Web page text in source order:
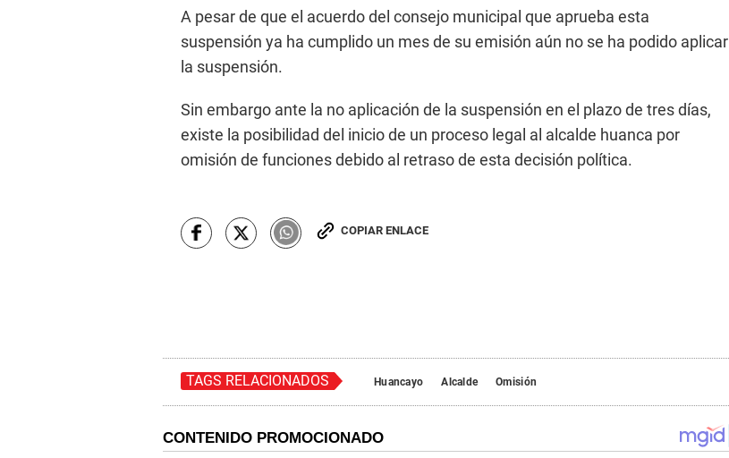
A pesar de que el acuerdo del consejo municipal que aprueba esta
suspensión ya ha cumplido un mes de su emisión aún no se ha podido aplicar
la suspensión.
Sin embargo ante la no aplicación de la suspensión en el plazo de tres días,
existe la posibilidad del inicio de un proceso legal al alcalde huanca por
omisión de funciones debido al retraso de esta decisión política.
COPIAR ENLACE
TAGS RELACIONADOS Huancayo Alcalde Omisión